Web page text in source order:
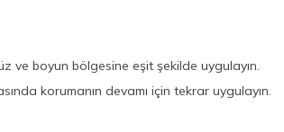
ve boyun bölgesine eşit şekilde uygulayın.
korumanın devamı için tekrar uygulayın.